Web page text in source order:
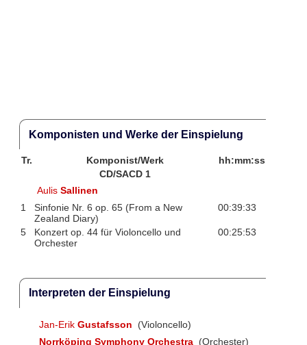
Komponisten und Werke der Einspielung
Tr. Komponist/Werk
hh:mm:ss
CD/SACD 1
AulisSallinen
1
Sinfonie Nr. 6 op. 65 (From a New
Zealand Diary)
00:39:33
5
Konzert op. 44 für Violoncello und
Orchester
00:25:53
Interpreten der Einspielung
Jan-Erik Gustafsson
(Violoncello)
Norrköping Symphony Orchestra (Orchester)